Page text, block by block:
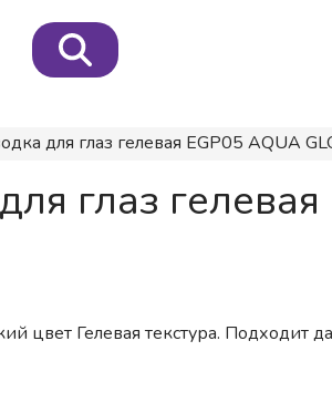
для глаз гелевая EGP05 AQUA
глаз
цвет Гелевая текстура. Подходит